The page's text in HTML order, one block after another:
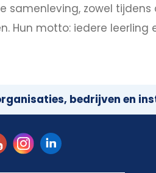
zowel
Hun motto: iedere leerling
bedrijven en